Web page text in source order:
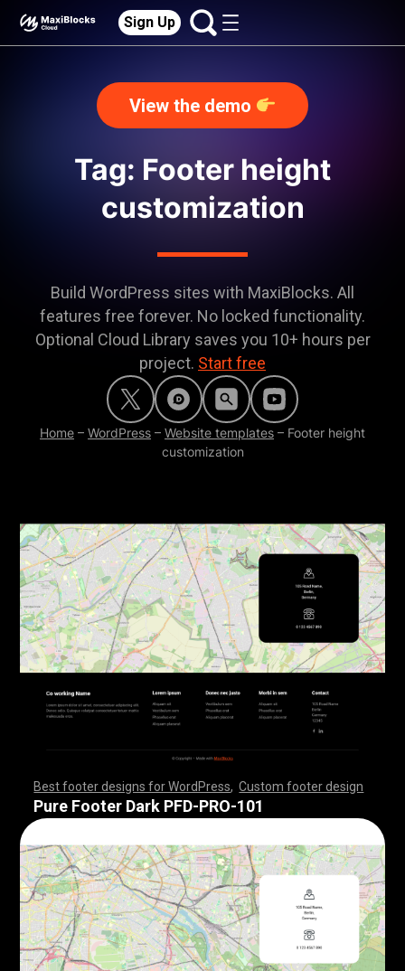
Sign Up
View the demo
Tag: Footer height
customization
Build WordPress sites with MaxiBlocks. All
features free forever. No locked functionality.
Optional Cloud Library saves you 10+ hours per
project. Start free
Home – WordPress – Website templates – Footer height
customization
Best footer designs for WordPress ,Custom footer design
,,,,,,,,,,,,,,,,,,,,,,,,,,,,,,,,,,,,, ,,,,,,,,,,,,,,,,,,,,,,,,
,,,,,,,,,,,,,,,,,,,,,,,,,,,,,,,,,,,,, ,,,,,,,,,,,,,,,,,,,,,,,,
,,,,,,,,
Pure Footer Dark PFD-PRO-101